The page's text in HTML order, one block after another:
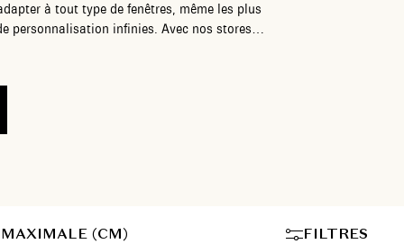
à tout type de fenêtres, même les plus
infinies. Avec nos stores
unique et accueillante dans votre
pli raconte une histoire de raffinement et
(CM) FILTRES